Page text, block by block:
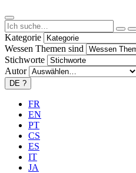
Kategorie
Wessen Themen sind
Stichworte
Autor
DE ?
FR
EN
PT
CS
ES
IT
JA